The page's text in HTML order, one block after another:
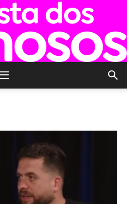
Famosos